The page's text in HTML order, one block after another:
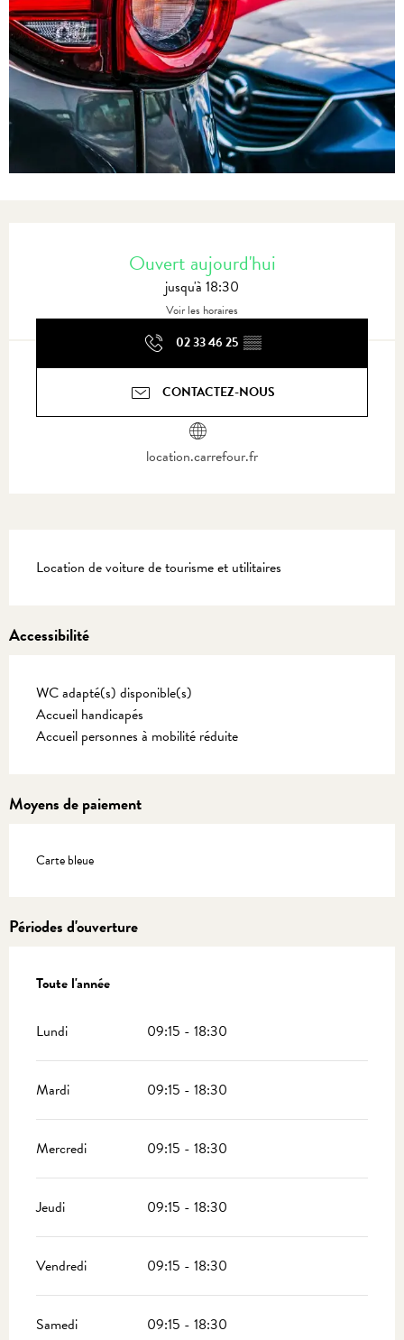
Ouvert aujourd'hui
jusqu'à 18:30
Voir les horaires
02 33 46 25 ▒▒
CONTACTEZ-NOUS
location.carrefour.fr
Location de voiture de tourisme et utilitaires
Accessibilité
WC adapté(s) disponible(s)
Accueil handicapés
Accueil personnes à mobilité réduite
Moyens de paiement
Carte bleue
Périodes d'ouverture
Toute l'année
Toute l'année
Lundi 09:15 - 18:30
Mardi 09:15 - 18:30
Mercredi 09:15 - 18:30
Jeudi 09:15 - 18:30
Vendredi 09:15 - 18:30
Samedi 09:15 - 18:30